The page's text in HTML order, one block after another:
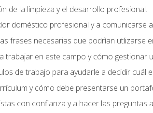
de la limpieza y el desarrollo profesional.
doméstico profesional y a comunicarse
frases necesarias que podrìan utlizarse
trabajar en este campo y cómo gestionar
de trabajo para ayudarle a decidir cuál
y cómo debe presentarse un
con confianza y a hacer las preguntas